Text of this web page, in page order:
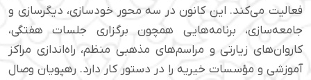
فعالیت می‌کند. این کانون در سه محور خودسازی، دیگرسازی و
جامعه‌سازی، برنامه‌هایی همچون برگزاری جلسات هفتگی،
کاروان‌های زیارتی و مراسم‌های مذهبی منظم، راه‌اندازی مراکز
آموزشی و مؤسسات خیریه را در دستور کار دارد. رهپویان وصال